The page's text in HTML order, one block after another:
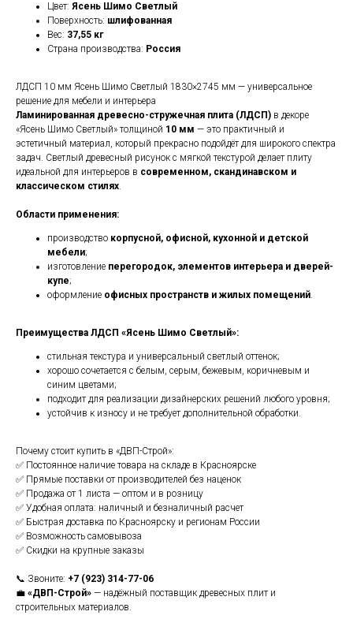
Цвет: Ясень Шимо Светлый
Поверхность: шлифованная
Вес: 37,55 кг
Страна производства: Россия
ЛДСП 10 мм Ясень Шимо Светлый 1830×2745 мм — универсальное
решение для мебели и интерьера
Ламинированная древесно-стружечная плита (ЛДСП) в декоре
«Ясень Шимо Светлый» толщиной 10 мм — это практичный и
эстетичный материал, который прекрасно подойдёт для широкого спектра
задач. Светлый древесный рисунок с мягкой текстурой делает плиту
идеальной для интерьеров в современном, скандинавском и
классическом стилях.
Области применения:
производство корпусной, офисной, кухонной и детской
мебели;
изготовление перегородок, элементов интерьера и дверей-
купе;
оформление офисных пространств и жилых помещений.
Преимущества ЛДСП «Ясень Шимо Светлый»:
стильная текстура и универсальный светлый оттенок;
хорошо сочетается с белым, серым, бежевым, коричневым и
синим цветами;
подходит для реализации дизайнерских решений любого уровня;
устойчив к износу и не требует дополнительной обработки.
Почему стоит купить в «ДВП-Строй»:
✅ Постоянное наличие товара на складе в Красноярске
✅ Прямые поставки от производителей без наценок
✅ Продажа от 1 листа — оптом и в розницу
✅ Удобная оплата: наличный и безналичный расчет
✅ Быстрая доставка по Красноярску и регионам России
✅ Возможность самовывоза
✅ Скидки на крупные заказы
📞 Звоните: +7 (923) 314-77-06
💼 «ДВП-Строй» — надёжный поставщик древесных плит и
строительных материалов.